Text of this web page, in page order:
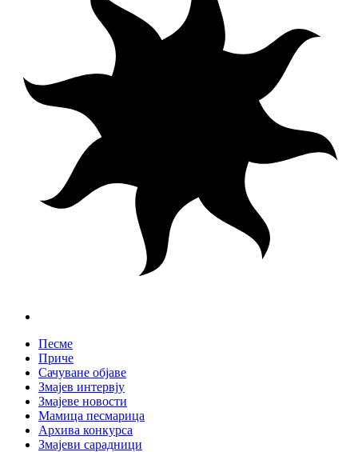
Песме
Приче
Сачуване објаве
Змајев интервју
Змајеве новости
Мамица песмарица
Архива конкурса
Змајеви сарадници